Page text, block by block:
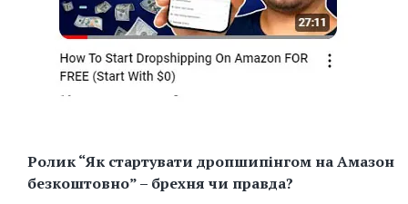
Ролик “Як стартувати дропшипінгом на Амазон
безкоштовно” – брехня чи правда?